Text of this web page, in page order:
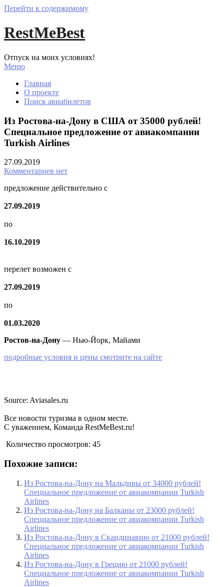
Перейти к содержимому
RestMeBest
Отпуск на моих условиях!
Меню
Главная
О проекте
Поиск авиабилетов
Из Ростова-на-Дону в США от 35000 рублей!
Специальное предложение от авиакомпании
Turkish Airlines
27.09.2019
Комментариев нет
предложение действительно с
27.09.2019
по
16.10.2019
перелет возможен с
27.09.2019
по
01.03.2020
Ростов-на-Дону — Нью-Йорк, Майами
подробные условия и цены смотрите на сайте
Source: Aviasales.ru
Все новости туризма в одном месте.
С уважением, Команда RestMeBest.ru!
Количество просмотров: 45
Похожие записи:
Из Ростова-на-Дону на Мальдивы от 34000 рублей!
Специальное предложение от авиакомпании Turkish
Airlines
Из Ростова-на-Дону на Балканы от 23000 рублей!
Специальное предложение от авиакомпании Turkish
Airlines
Из Ростова-на-Дону в Скандинавию от 21000 рублей!
Специальное предложение от авиакомпании Turkish
Airlines
Из Ростова-на-Дону в Грецию от 21000 рублей!
Специальное предложение от авиакомпании Turkish
Airlines